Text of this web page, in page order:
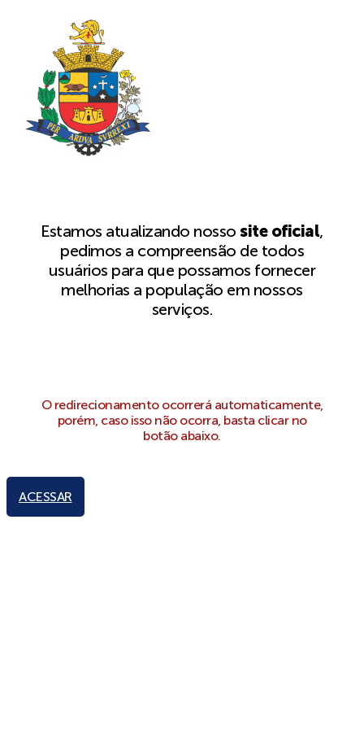
Estamos atualizando nossosite oficial,
pedimos a compreensão de todos
usuários para que possamos fornecer
melhorias a população em nossos
serviços.
O redirecionamento ocorrerá automaticamente,
porém, caso isso não ocorra, basta clicar no
botão abaixo.
ACESSAR